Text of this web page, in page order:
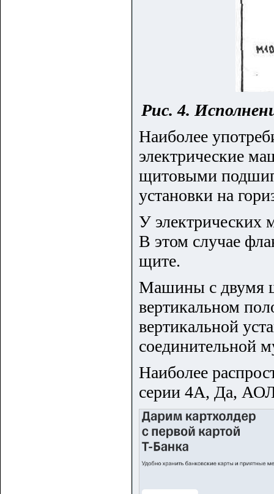
Рис. 4.
Наиболее
электрические
щитовыми
установки на
У электрических
В этом случае
щите.
Машины с двумя
вертикальном
вертикальной
соединительной
Наиболее
серии 4А, Да,